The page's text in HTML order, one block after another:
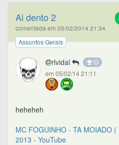
Ai dento 2
comentada em 05/02/2014 21:34
Assuntos Gerais
rlvidal
em 05/02/14 21:11
heheheh
MC FOGUINHO - TA MOIADO
2013 - YouTube